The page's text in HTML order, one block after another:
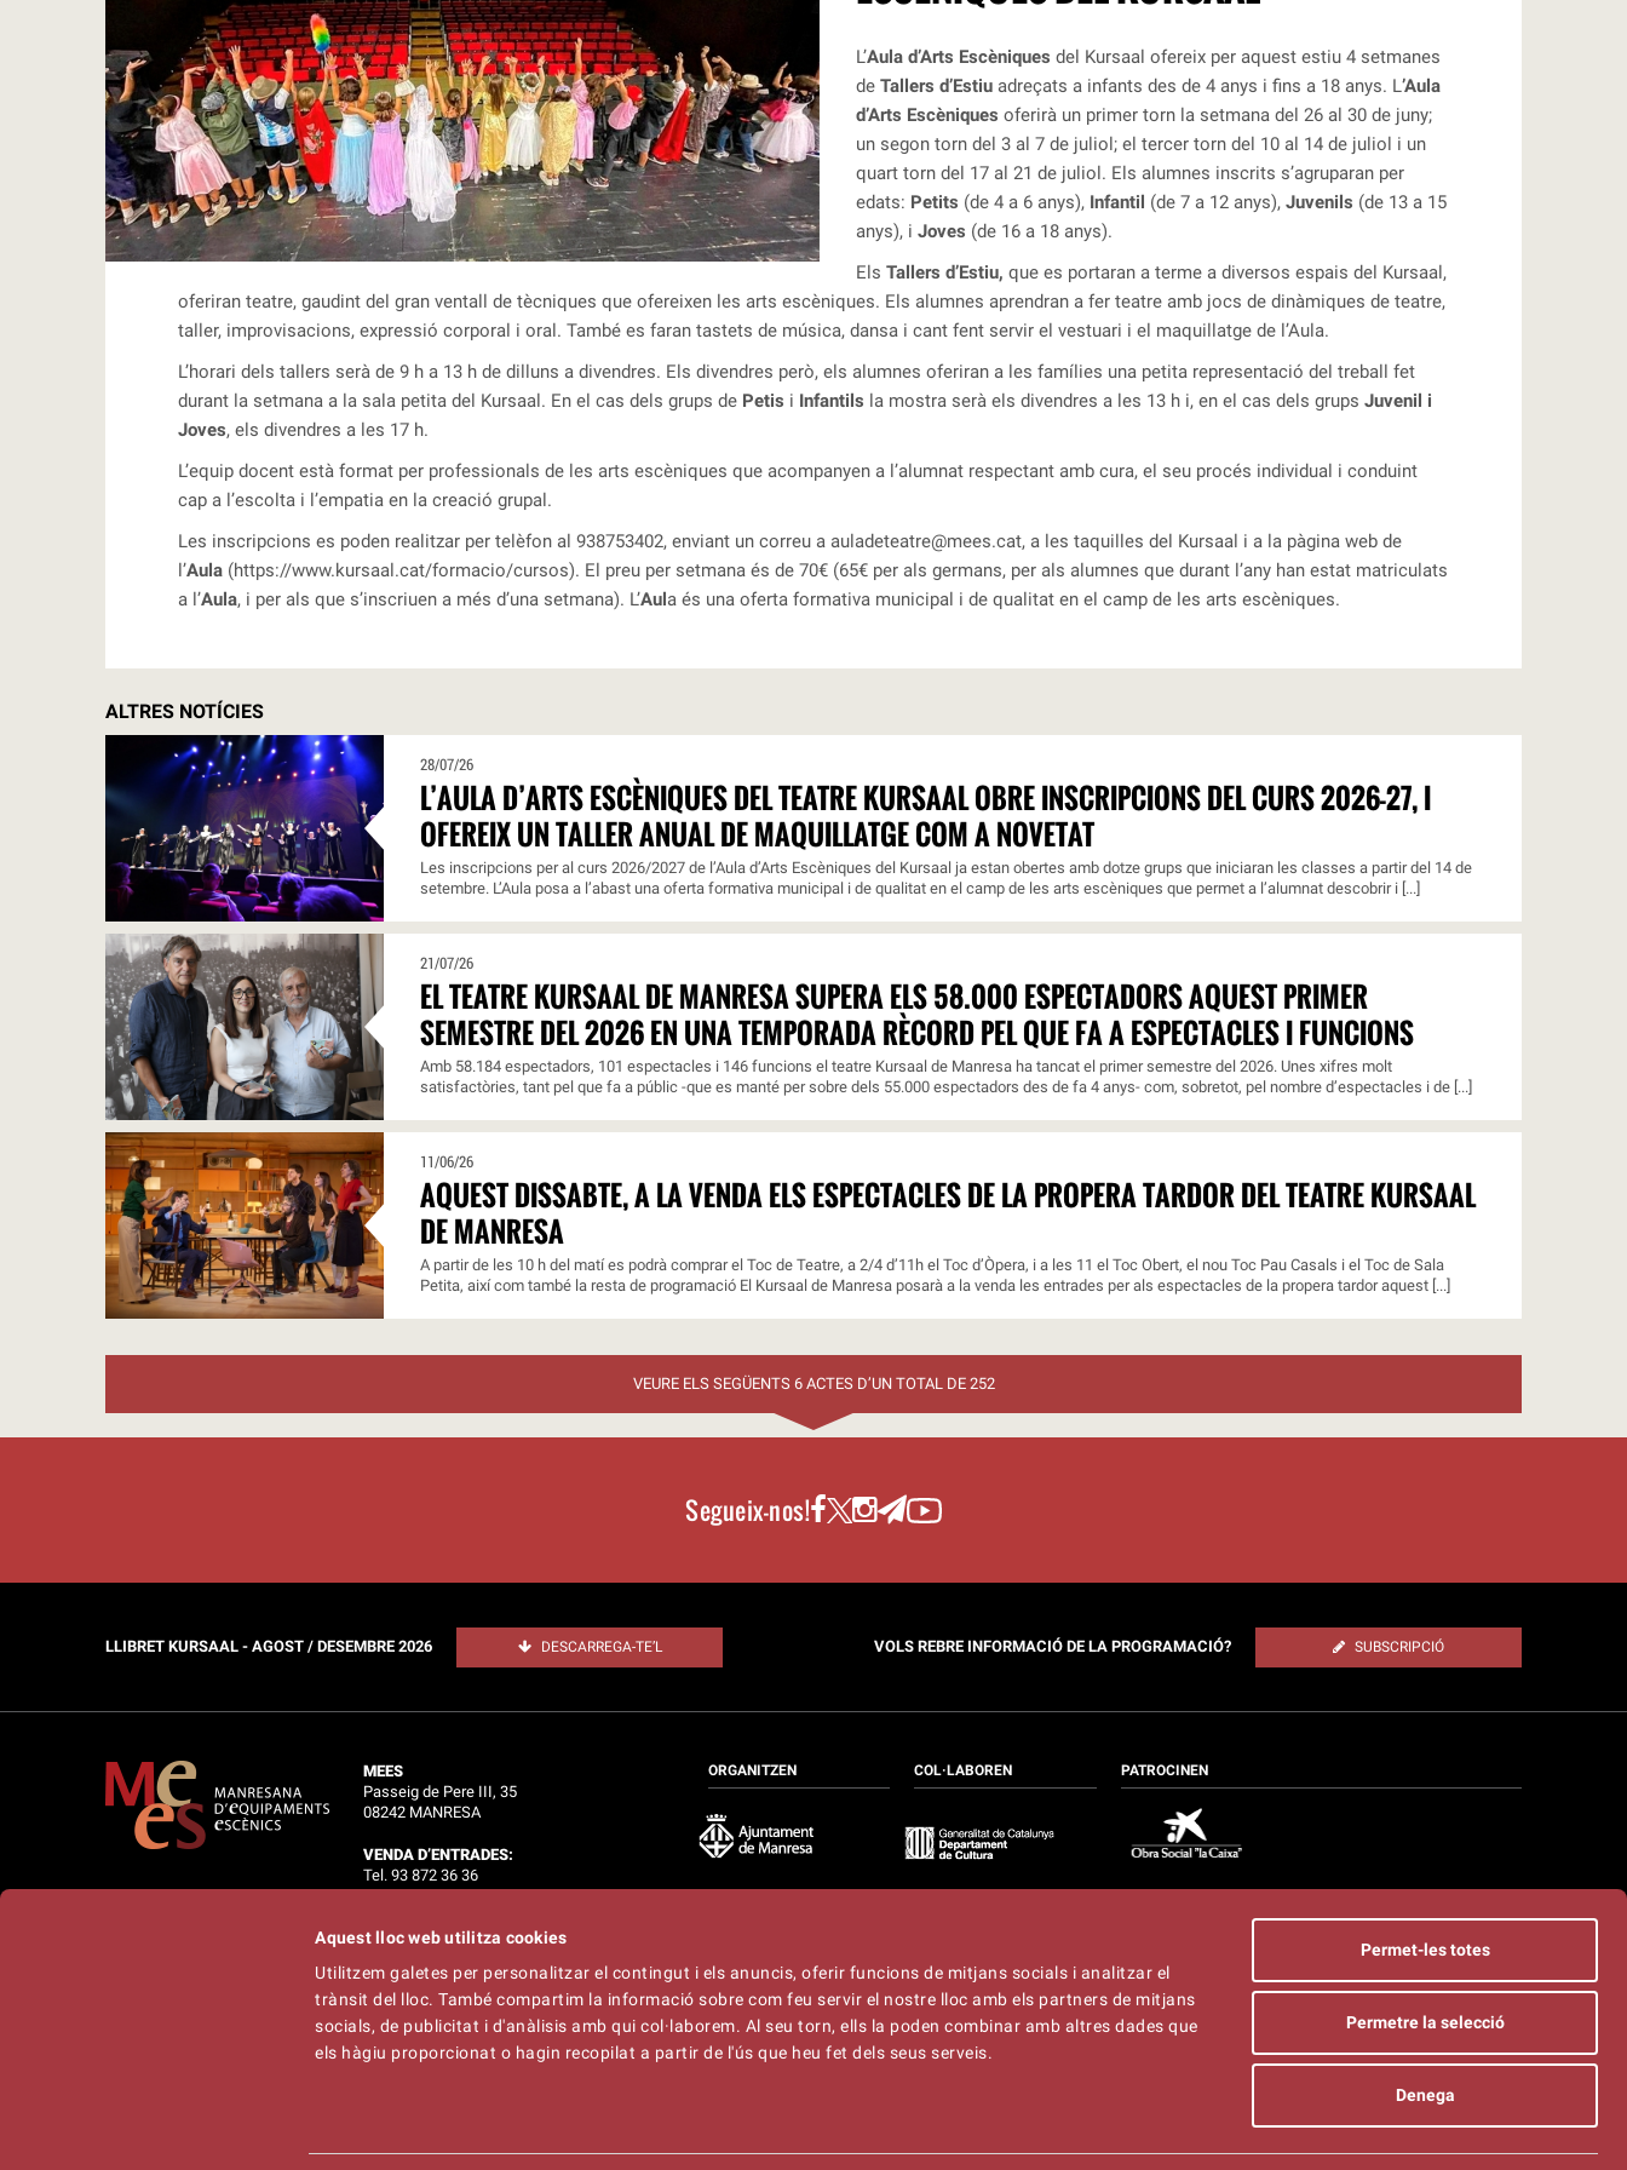
Aquest lloc web utilitza cookies
Utilitzem galetes per personalitzar el contingut i els anuncis, oferir funcions de mitjans socials i analitzar el
trànsit del lloc. També compartim la informació sobre com feu servir el nostre lloc amb els partners de mitjans
socials, de publicitat i d'anàlisis amb qui col·laborem. Al seu torn, ells la poden combinar amb altres dades que
els hàgiu proporcionat o hagin recopilat a partir de l'ús que heu fet dels seus serveis.
Permet-les totes
Permetre la selecció
Denega
RBLS
L’Aula d’Arts Escèniques del Kursaal ofereix per aquest estiu 4 setmanes
de Tallers d’Estiu adreçats a infants des de 4 anys i fins a 18 anys. L’Aula
d’Arts Escèniques oferirà un primer torn la setmana del 26 al 30 de juny;
un segon torn del 3 al 7 de juliol; el tercer torn del 10 al 14 de juliol i un
quart torn del 17 al 21 de juliol. Els alumnes inscrits s’agruparan per
edats: Petits (de 4 a 6 anys), Infantil (de 7 a 12 anys), Juvenils (de 13 a 15
anys), i Joves (de 16 a 18 anys).
Els Tallers d’Estiu, que es portaran a terme a diversos espais del Kursaal,
oferiran teatre, gaudint del gran ventall de tècniques que ofereixen les arts escèniques. Els alumnes aprendran a fer teatre amb jocs de dinàmiques de teatre,
taller, improvisacions, expressió corporal i oral. També es faran tastets de música, dansa i cant fent servir el vestuari i el maquillatge de l’Aula.
L’horari dels tallers serà de 9 h a 13 h de dilluns a divendres. Els divendres però, els alumnes oferiran a les famílies una petita representació del treball fet
durant la setmana a la sala petita del Kursaal. En el cas dels grups de Petis i Infantils la mostra serà els divendres a les 13 h i, en el cas dels grups Juvenil i
Joves, els divendres a les 17 h.
L’equip docent està format per professionals de les arts escèniques que acompanyen a l’alumnat respectant amb cura, el seu procés individual i conduint
cap a l’escolta i l’empatia en la creació grupal.
Les inscripcions es poden realitzar per telèfon al 938753402, enviant un correu a auladeteatre@mees.cat, a les taquilles del Kursaal i a la pàgina web de
l’Aula (https://www.kursaal.cat/formacio/cursos). El preu per setmana és de 70€ (65€ per als germans, per als alumnes que durant l’any han estat matriculats
a l’Aula, i per als que s’inscriuen a més d’una setmana). L’Aula és una oferta formativa municipal i de qualitat en el camp de les arts escèniques.
ALTRES NOTÍCIES
28/07/26
L’AULA D’ARTS ESCÈNIQUES DEL TEATRE KURSAAL OBRE INSCRIPCIONS DEL CURS 2026-27, I
OFEREIX UN TALLER ANUAL DE MAQUILLATGE COM A NOVETAT
Les inscripcions per al curs 2026/2027 de l’Aula d’Arts Escèniques del Kursaal ja estan obertes amb dotze grups que iniciaran les classes a partir del 14 de
setembre. L’Aula posa a l’abast una oferta formativa municipal i de qualitat en el camp de les arts escèniques que permet a l’alumnat descobrir i [...]
21/07/26
EL TEATRE KURSAAL DE MANRESA SUPERA ELS 58.000 ESPECTADORS AQUEST PRIMER
SEMESTRE DEL 2026 EN UNA TEMPORADA RÈCORD PEL QUE FA A ESPECTACLES I FUNCIONS
Amb 58.184 espectadors, 101 espectacles i 146 funcions el teatre Kursaal de Manresa ha tancat el primer semestre del 2026. Unes xifres molt
satisfactòries, tant pel que fa a públic -que es manté per sobre dels 55.000 espectadors des de fa 4 anys- com, sobretot, pel nombre d’espectacles i de [...]
11/06/26
AQUEST DISSABTE, A LA VENDA ELS ESPECTACLES DE LA PROPERA TARDOR DEL TEATRE KURSAAL
DE MANRESA
A partir de les 10 h del matí es podrà comprar el Toc de Teatre, a 2/4 d’11h el Toc d’Òpera, i a les 11 el Toc Obert, el nou Toc Pau Casals i el Toc de Sala
Petita, així com també la resta de programació El Kursaal de Manresa posarà a la venda les entrades per als espectacles de la propera tardor aquest [...]
VEURE ELS SEGÜENTS 6 ACTES D’UN TOTAL DE 252
Segueix-nos!
LLIBRET KURSAAL - AGOST / DESEMBRE 2026 DESCARREGA-TE’L VOLS REBRE INFORMACIÓ DE LA PROGRAMACIÓ? SUBSCRIPCIÓ
MEES
Passeig de Pere III, 35
08242 MANRESA
VENDA D’ENTRADES:
Tel. 93 872 36 36
Tel. 93 875 34 02
Informació : info@mees.cat
Tècnic :tecnic@mees.cat
Programació :galliner@galliner.cat
ORGANITZEN COL·LABOREN PATROCINEN